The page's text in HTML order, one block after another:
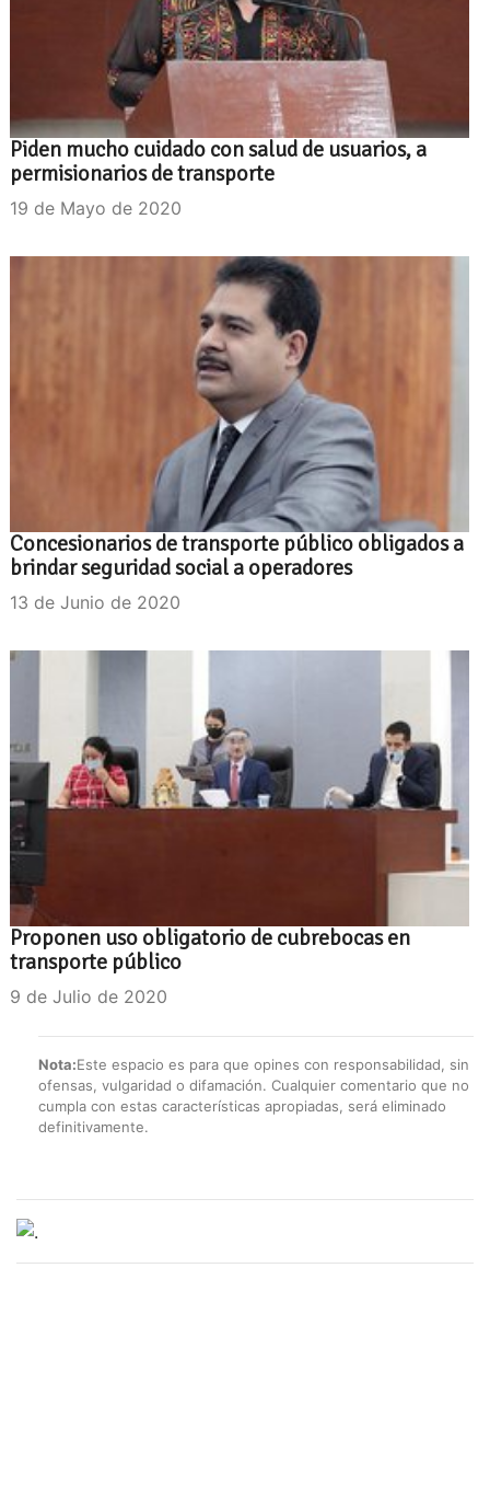
Piden mucho cuidado con salud de usuarios, a
permisionarios de transporte
19 de Mayo de 2020
Concesionarios de transporte público obligados a
brindar seguridad social a operadores
13 de Junio de 2020
Proponen uso obligatorio de cubrebocas en
transporte público
9 de Julio de 2020
Nota:Este espacio es para que opines con responsabilidad, sin
ofensas, vulgaridad o difamación. Cualquier comentario que no
cumpla con estas características apropiadas, será eliminado
definitivamente.